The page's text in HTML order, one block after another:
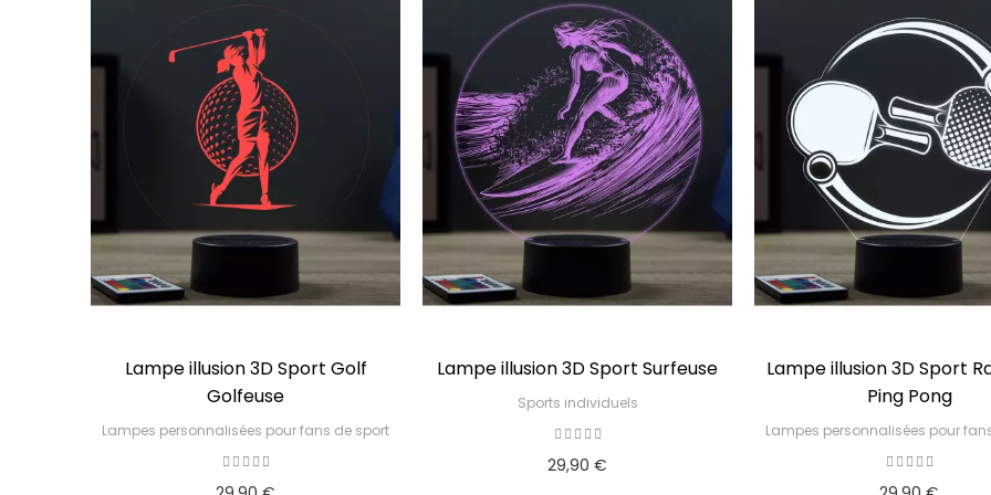
Lampe illusion 3D Sport Golf
Golfeuse
Lampes personnalisées pour fans de sport
Lampe illusion 3D Sport Surfeuse
Sports individuels
29,90 €
Lampe illusion 3D Sport
Ping Pong
Lampes personnalisées pour